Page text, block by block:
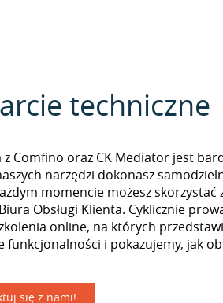
techniczne
z Comfino oraz CK Mediator jest
narzędzi dokonasz
momencie możesz skorzystać
Obsługi Klienta. Cyklicznie
online, na których
funkcjonalności i pokazujemy, jak
się z nami!